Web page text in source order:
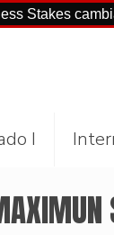
cambia de
I